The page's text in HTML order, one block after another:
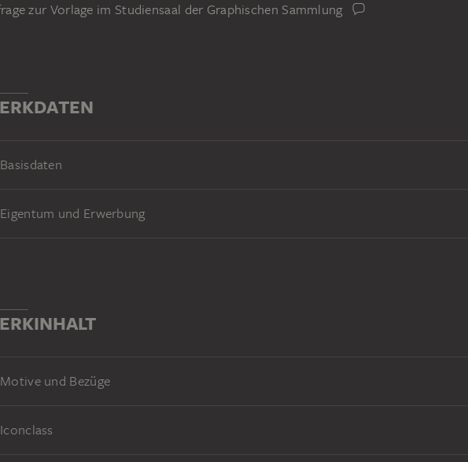
zur Vorlage im Studiensaal der Graphischen Sammlung
Basisdaten
Eigentum und Erwerbung
Motive und Bezüge
Iconclass